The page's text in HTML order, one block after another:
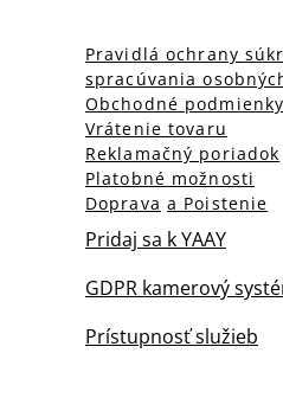
Pravidlá ochrany
spracúvania
Obchodné podmienky
Vrátenie tovaru
Reklamačný poriadok
Platobné možnosti
Doprava a Poistenie
Pridaj sa k YAAY
GDPR kamerový
Prístupnosť služieb